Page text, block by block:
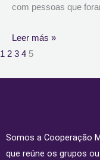
com pessoas que
Leer más »
1 2 3 4 5
Somos a Cooperação
que reúne os grupos